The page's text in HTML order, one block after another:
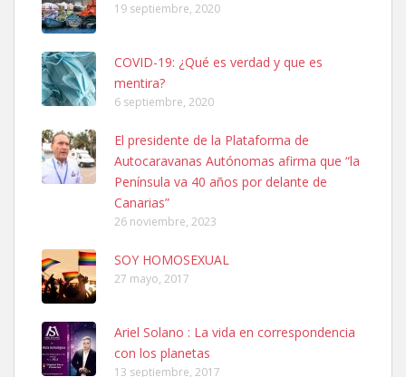
Leales.org » Gran Canaria | 6.7.2025
Ninfa perdida
El día 5 se los perdió una ninfa papillera, asustada tiene miedo a la
calle, se perdió por la zon...
Leales.org » Gran Canaria | 6.7.2025
Adopcion
19 septiembre, 2020
COVID-19: ¿Qué es verdad y que es
mentira?
6 septiembre, 2020
El presidente de la Plataforma de
Autocaravanas Autónomas afirma que “la
Península va 40 años por delante de
Canarias”
26 noviembre, 2023
SOY HOMOSEXUAL
27 mayo, 2017
Ariel Solano : La vida en correspondencia
con los planetas
13 septiembre, 2017